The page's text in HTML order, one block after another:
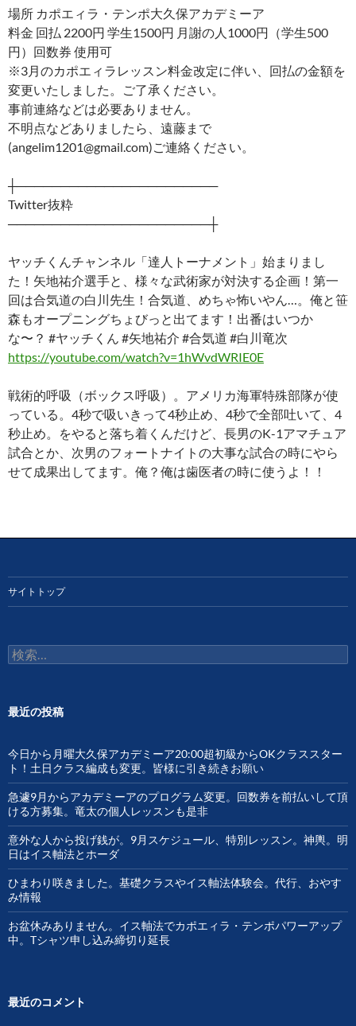
場所 カポエィラ・テンポ大久保アカデミーア
料金 回払 2200円 学生1500円 月謝の人1000円（学生500
円）回数券 使用可
※3月のカポエィラレッスン料金改定に伴い、回払の金額を
変更いたしました。ご了承ください。
事前連絡などは必要ありません。
不明点などありましたら、遠藤まで
(angelim1201@gmail.com)ご連絡ください。
┼───────────────────────
Twitter抜粋
───────────────────────┼
ヤッチくんチャンネル「達人トーナメント」始まりまし
た！矢地祐介選手と、様々な武術家が対決する企画！第一
回は合気道の白川先生！合気道、めちゃ怖いやん…。俺と笹
森もオープニングちょびっと出てます！出番はいつか
な〜？ #ヤッチくん #矢地祐介 #合気道 #白川竜次
https://youtube.com/watch?v=1hWvdWRIE0E
戦術的呼吸（ボックス呼吸）。アメリカ海軍特殊部隊が使
っている。4秒で吸いきって4秒止め、4秒で全部吐いて、4
秒止め。をやると落ち着くんだけど、長男のK-1アマチュア
試合とか、次男のフォートナイトの大事な試合の時にやら
せて成果出してます。俺？俺は歯医者の時に使うよ！！
サイトトップ
検
索:
最近の投稿
今日から月曜大久保アカデミーア20:00超初級からOKクラススター
ト！土日クラス編成も変更。皆様に引き続きお願い
急遽9月からアカデミーアのプログラム変更。回数券を前払いして頂
ける方募集。竜太の個人レッスンも是非
意外な人から投げ銭が。9月スケジュール、特別レッスン。神輿。明
日はイス軸法とホーダ
ひまわり咲きました。基礎クラスやイス軸法体験会。代行、おやす
み情報
お盆休みありません。イス軸法でカポエィラ・テンポパワーアップ
中。Tシャツ申し込み締切り延長
最近のコメント